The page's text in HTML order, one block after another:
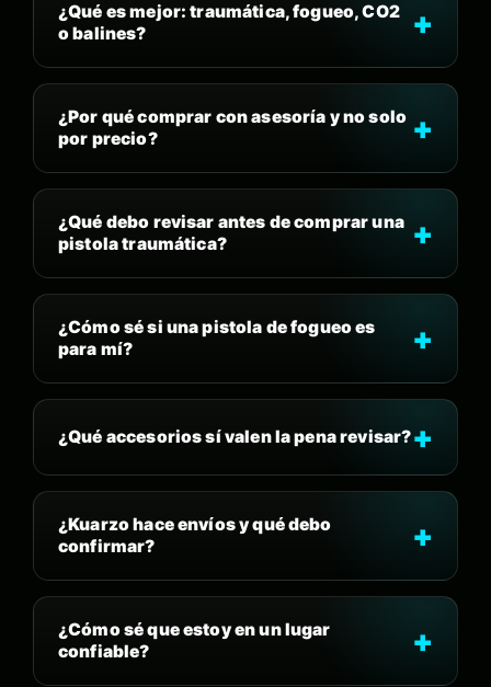
¿Qué es mejor: traumática, fogueo, CO2
o balines?
¿Por qué comprar con asesoría y no solo
por precio?
¿Qué debo revisar antes de comprar una
pistola traumática?
¿Cómo sé si una pistola de fogueo es
para mí?
¿Qué accesorios sí valen la pena revisar?
¿Kuarzo hace envíos y qué debo
confirmar?
¿Cómo sé que estoy en un lugar
confiable?